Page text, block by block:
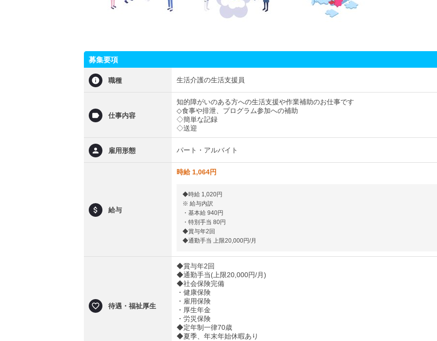
募集要項
職種 生活介護の生活支援員
仕事内容
知的障がいのある方への生活支援や作業補助のお仕事です
◇食事や排泄、プログラム参加への補助
◇簡単な記録
◇送迎
雇用形態 パート・アルバイト
給与
時給 1,064円
◆時給 1,020円
※ 給与内訳
・基本給 940円
・特別手当 80円
◆賞与年2回
◆通勤手当 上限20,000円/月
待遇・福祉厚生
◆賞与年2回
◆通勤手当(上限20,000円/月)
◆社会保険完備
・健康保険
・雇用保険
・厚生年金
・労災保険
◆定年制一律70歳
◆夏季、年末年始休暇あり